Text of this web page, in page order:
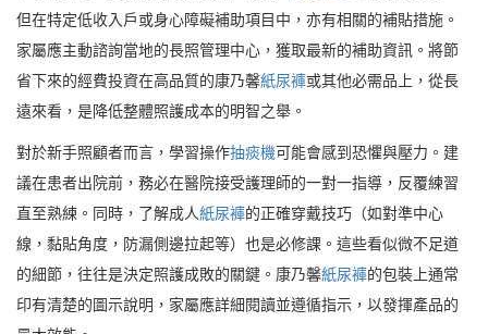
但在特定低收入戶或身心障礙補助項目中，亦有相關的補貼措施。
家屬應主動諮詢當地的長照管理中心，獲取最新的補助資訊。將節
省下來的經費投資在高品質的康乃馨紙尿褲或其他必需品上，從長
遠來看，是降低整體照護成本的明智之舉。
對於新手照顧者而言，學習操作抽痰機可能會感到恐懼與壓力。建
議在患者出院前，務必在醫院接受護理師的一對一指導，反覆練習
直至熟練。同時，了解成人紙尿褲的正確穿戴技巧（如對準中心
線，黏貼角度，防漏側邊拉起等）也是必修課。這些看似微不足道
的細節，往往是決定照護成敗的關鍵。康乃馨紙尿褲的包裝上通常
印有清楚的圖示說明，家屬應詳細閱讀並遵循指示，以發揮產品的